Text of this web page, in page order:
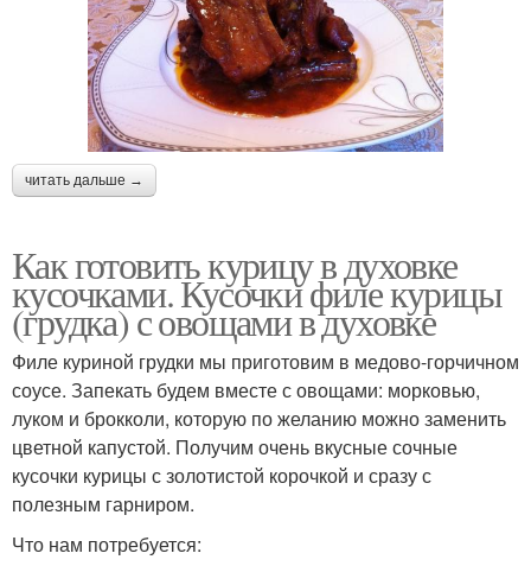
читать дальше →
Как готовить курицу в духовке
кусочками. Кусочки филе курицы
(грудка) с овощами в духовке
Филе куриной грудки мы приготовим в медово-горчичном
соусе. Запекать будем вместе с овощами: морковью,
луком и брокколи, которую по желанию можно заменить
цветной капустой. Получим очень вкусные сочные
кусочки курицы с золотистой корочкой и сразу с
полезным гарниром.
Что нам потребуется: